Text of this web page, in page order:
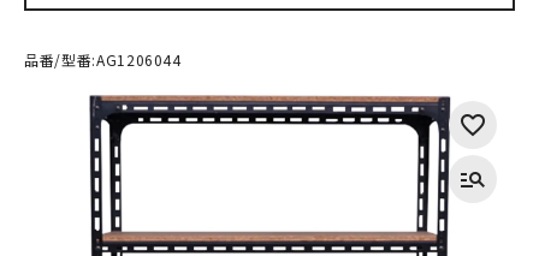
品番/型番:AG1206044